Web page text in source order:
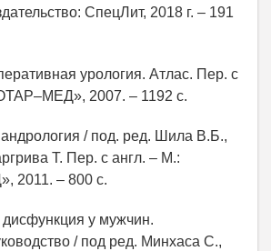
СпецЛит, 2018 г. – 191
урология. Атлас. Пер. с
2007. – 1192 с.
/ под. ред. Шила В.Б.,
Т. Пер. с англ. – М.:
2011. – 800 с.
у мужчин.
/ под ред. Минхаса С.,